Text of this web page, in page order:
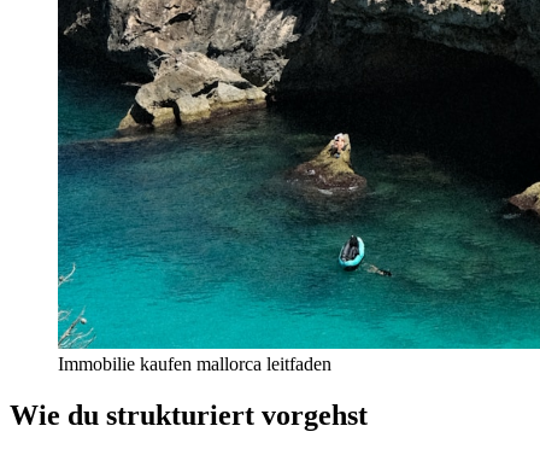
Immobilie kaufen mallorca leitfaden
Wie du strukturiert vorgehst